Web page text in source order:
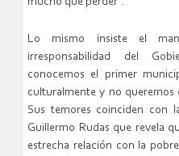
Lo mismo insiste el
irresponsabilidad del
conocemos el primer
culturalmente y no queremos
Sus temores coinciden con
Guillermo Rudas que revela
estrecha relación con la